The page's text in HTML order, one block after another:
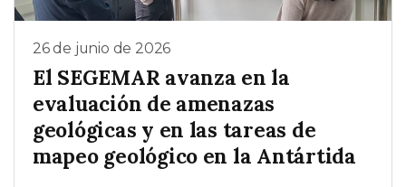
26 de junio de 2026
El SEGEMAR avanza en la
evaluación de amenazas
geológicas y en las tareas de
mapeo geológico en la Antártida